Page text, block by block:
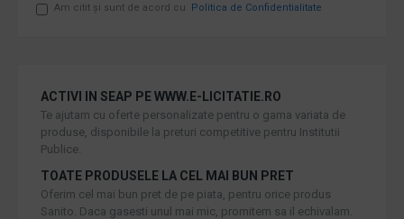
Am citit şi sunt de acord cu Politica de Confidentialitate
ACTIVI IN SEAP PE WWW.E-LICITATIE.RO
Te ajutam cu oferte personalizate pentru o gama variata de
produse, disponibile la preturi competitive pentru Institutii
Publice.
TOATE PRODUSELE LA CEL MAI BUN PRET
Oferim cel mai bun pret de pe piata, pentru orice produs
Sanito. Daca gasesti unul mai mic, promitem sa il echivalam.